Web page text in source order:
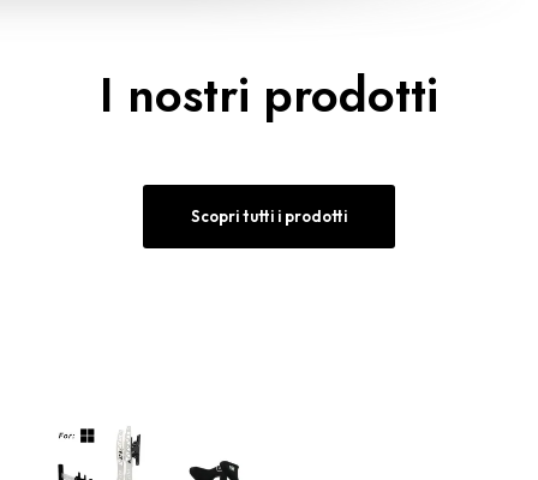
I nostri prodotti
Scopri tutti i prodotti